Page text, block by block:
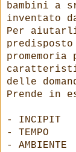
bambini a
inventato
Per
delle
Prende in
- INCIPIT
- TEMPO
- AMBIENTE